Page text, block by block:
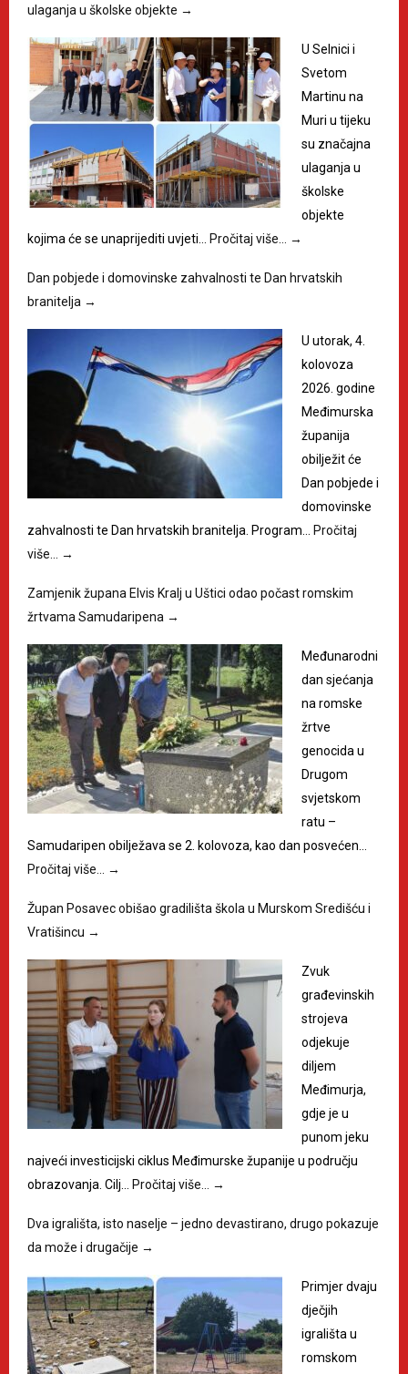
ulaganja u školske objekte →
U Selnici i
Svetom
Martinu na
Muri u tijeku
su značajna
ulaganja u
školske
objekte
kojima će se unaprijediti uvjeti…
Pročitaj više… →
Dan pobjede i domovinske zahvalnosti te Dan hrvatskih
branitelja →
U utorak, 4.
kolovoza
2026. godine
Međimurska
županija
obilježit će
Dan pobjede i
domovinske
zahvalnosti te Dan hrvatskih branitelja. Program…
Pročitaj
više…
→
Zamjenik župana Elvis Kralj u Uštici odao počast romskim
žrtvama Samudaripena →
Međunarodni
dan sjećanja
na romske
žrtve
genocida u
Drugom
svjetskom
ratu –
Samudaripen obilježava se 2. kolovoza, kao dan posvećen…
Pročitaj više…
→
Župan Posavec obišao gradilišta škola u Murskom Središću i
Vratišincu →
Zvuk
građevinskih
strojeva
odjekuje
diljem
Međimurja,
gdje je u
punom jeku
najveći investicijski ciklus Međimurske županije u području
obrazovanja. Cilj…
Pročitaj više… →
Dva igrališta, isto naselje – jedno devastirano, drugo pokazuje
da može i drugačije →
Primjer dvaju
dječjih
igrališta u
romskom